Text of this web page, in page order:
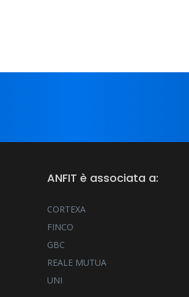
ANFIT è associata a:
CORTEXA
FINCO
GBC
REALE MUTUA
UNI